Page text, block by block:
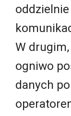
W drugim,
ogniwo
danych